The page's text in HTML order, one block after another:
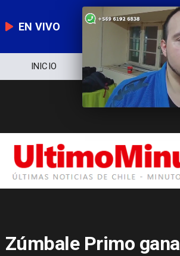
EN VIVO
NOTICIERO POLÍTICA
Zúmbale Primo gana